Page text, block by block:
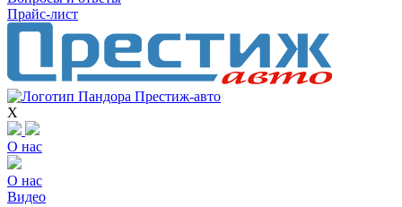
Прайс-лист
X
О нас
О нас
Видео